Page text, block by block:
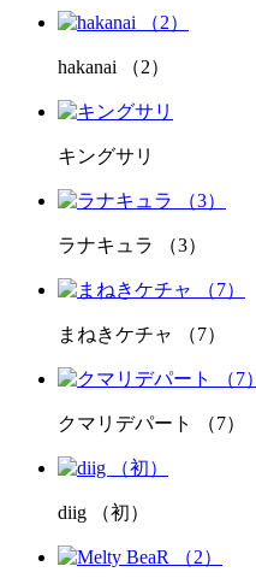
hakanai （2）
キングサリ
ラナキュラ （3）
まねきケチャ （7）
クマリデパート （7）
diig （初）